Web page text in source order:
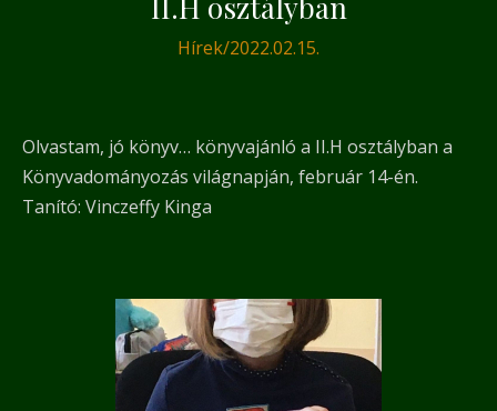
Hírek/2022.02.15.
Olvastam, jó könyv… könyvajánló a II.H osztályban a
Könyvadományozás világnapján, február 14-én.
Tanító: Vinczeffy Kinga